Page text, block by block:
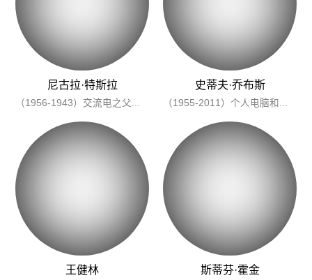
尼古拉·特斯拉 史蒂夫·乔布斯
王健林 斯蒂芬·霍金